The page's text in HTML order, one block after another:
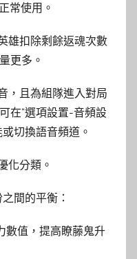
常使用。
雄扣除剩餘返魂次數
更多。
，且為組隊進入對局
在“選項設置-音頻設
切換語音頻道。
化分類。
間的平衡：
數值，提高瞭藤鬼升